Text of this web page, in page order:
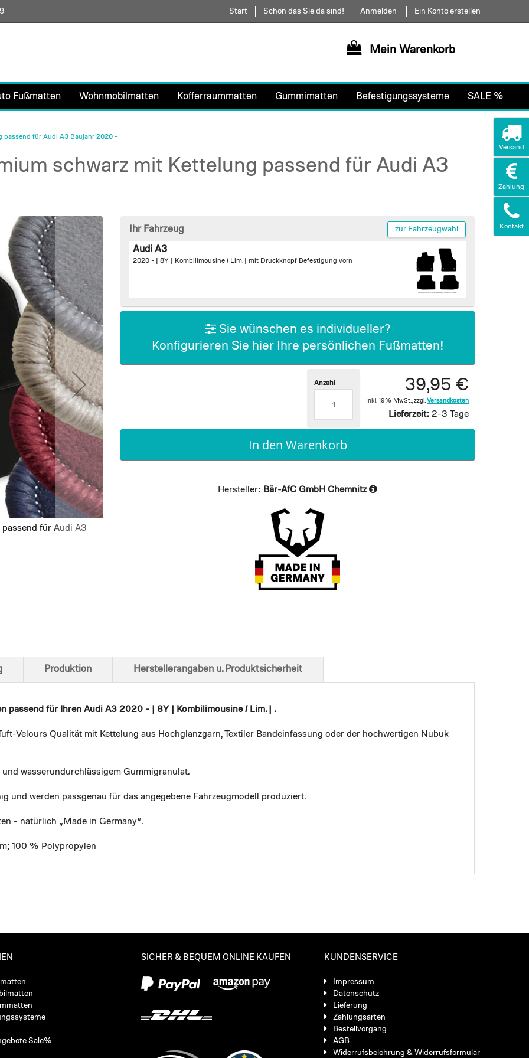
Direkt
zum
Start Schön das Sie da sind! Anmelden Ein Konto erstellen
Mein Warenkorb
Fußmatten Wohnmobilmatten Kofferraummatten Gummimatten Befestigungssysteme SALE %
passend für Audi A3 Baujahr 2020 -
schwarz mit Kettelung passend für Audi A3
passend für Audi A3
Ansicht von unten
Ihr Fahrzeug zur Fahrzeugwahl
Audi A3
2020 - | 8Y | Kombilimousine / Lim. | mit Druckknopf Befestigung vorn
Sie wünschen es individueller?
Konfigurieren Sie hier Ihre persönlichen Fußmatten!
39,95 €
Inkl. 19% MwSt. zzgl. Versandkosten
Lieferzeit: 2-3 Tage
Anzahl
In den Warenkorb
Hersteller: Bär-AfC GmbH Chemnitz
passend für Ihren Audi A3 2020 - | 8Y | Kombilimousine / Lim. | .
Velours Qualität mit Kettelung aus Hochglanzgarn, Textiler Bandeinfassung oder der hochwertigen Nubuk
wasserundurchlässigem Gummigranulat.
und werden passgenau für das angegebene Fahrzeugmodell produziert.
- natürlich „Made in Germany“.
100 % Polypropylen
Produktion Herstellerangaben u. Produktsicherheit
Sale%
SICHER & BEQUEM ONLINE KAUFEN KUNDENSERVICE
Impressum
Datenschutz
Lieferung
Zahlungsarten
Bestellvorgang
AGB
Widerrufsbelehrung & Widerrufsformular
Versand
Zahlung
Kontakt